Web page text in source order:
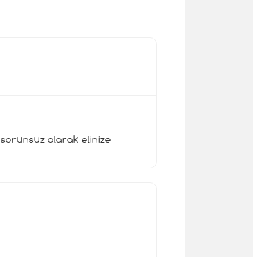
sorunsuz olarak elinize